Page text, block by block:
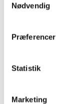
Nødvendig
Præferencer
Statistik
Marketing